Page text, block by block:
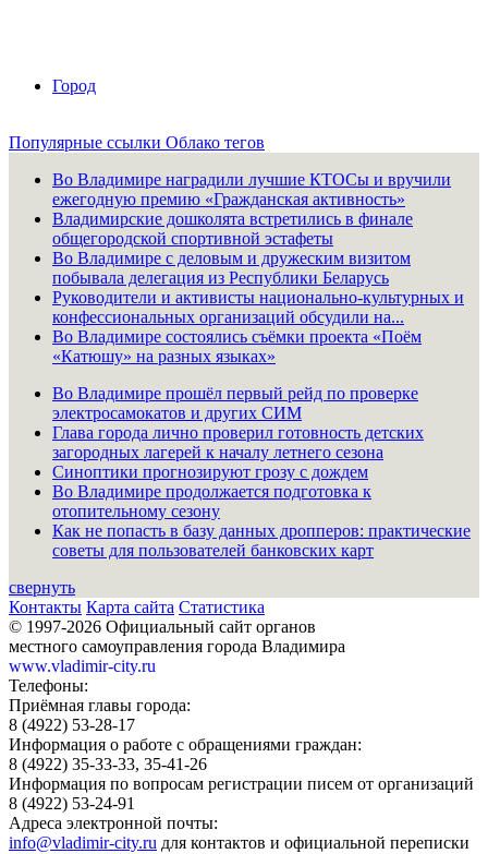
Город
Популярные ссылки Облако тегов
Во Владимире наградили лучшие КТОСы и вручили
ежегодную премию «Гражданская активность»
Владимирские дошколята встретились в финале
общегородской спортивной эстафеты
Во Владимире с деловым и дружеским визитом
побывала делегация из Республики Беларусь
Руководители и активисты национально-культурных и
конфессиональных организаций обсудили на...
Во Владимире состоялись съёмки проекта «Поём
«Катюшу» на разных языках»
Во Владимире прошёл первый рейд по проверке
электросамокатов и других СИМ
Глава города лично проверил готовность детских
загородных лагерей к началу летнего сезона
Синоптики прогнозируют грозу с дождем
Во Владимире продолжается подготовка к
отопительному сезону
Как не попасть в базу данных дропперов: практические
советы для пользователей банковских карт
свернуть
Контакты Карта сайта Статистика
© 1997-2026 Официальный сайт органов
местного самоуправления города Владимира
www.vladimir-city.ru
Телефоны:
Приёмная главы города:
8 (4922) 53-28-17
Информация о работе с обращениями граждан:
8 (4922) 35-33-33, 35-41-26
Информация по вопросам регистрации писем от организаций
8 (4922) 53-24-91
Адреса электронной почты:
info@vladimir-city.ru для контактов и официальной переписки